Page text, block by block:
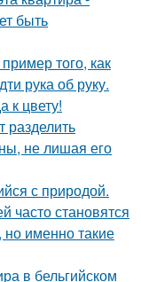
быть
того, как
рука об руку.
к цвету!
разделить
не лишая его
с природой.
часто становятся
именно такие
в бельгийском